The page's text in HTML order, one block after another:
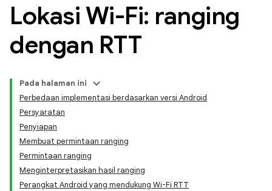
Lokasi Wi-Fi: ranging
dengan RTT
Pada halaman ini
Perbedaan implementasi berdasarkan versi Android
Persyaratan
Penyiapan
Membuat permintaan ranging
Permintaan ranging
Menginterpretasikan hasil ranging
Perangkat Android yang mendukung Wi-Fi RTT